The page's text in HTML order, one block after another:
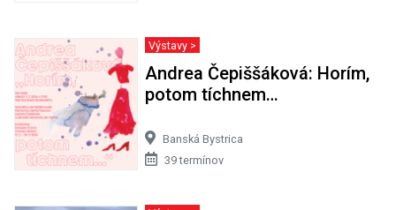
Výstavy >
Andrea Čepiššáková: Horím,
potom tíchnem…
Banská Bystrica
39 termínov